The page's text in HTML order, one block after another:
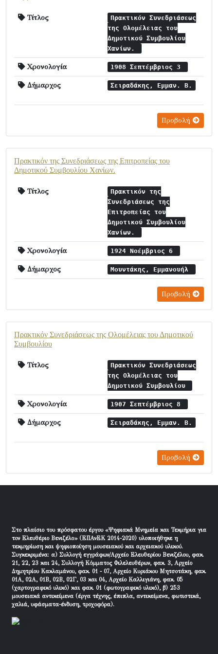
Τίτλος
Πρακτικόν Συνεδριάσεως
της Ολομέλειας του
Δημοτικού Συμβουλίου
Χανίων.
Χρονολογία 1908 Σεπτέμβριος 3
Δήμαρχος Σειραδάκης, Εμμαν. Β.
Προβολή
Πρακτικόν της Συνεδριάσεως της Επιτροπείας του
Δημοτικού Συμβουλίου Χανίων.
Τίτλος
Πρακτικόν της
Συνεδριάσεως της
Επιτροπείας του
Δημοτικού Συμβουλίου
Χανίων.
Χρονολογία 1924 Νοέμβριος 6
Δήμαρχος Μουντάκης, Εμμανουήλ
Προβολή
Πρακτικόν Συνεδριάσεως της Ολομέλειας του Δημοτικού
Συμβουλίου
Τίτλος
Πρακτικόν Συνεδριάσεως
της Ολομέλειας του
Δημοτικού Συμβουλίου
Χρονολογία 1907 Σεπτέμβριος 8
Δήμαρχος Σειραδάκης, Εμμαν. Β.
Προβολή
Στο πλαίσιο του πρόσφατου έργου «Ψηφιακά Μνημεία και Τεκμήρια για
τον Ελευθέριο Βενιζέλο» (ΕΠΑνΕΚ 2014-2020) υλοποιήθηκε η
τεκμηρίωση και ψηφιοποίηση μουσειακού και αρχειακού υλικού.
Συγκεκριμένα: α) Συλλογή εγγράφων/Αρχείο Ελευθερίου Βενιζέλου, φακ.
21, 22, 23 και 24, Συλλογή Κόμματος Φιλελευθέρων, φακ. 3, Αρχείο
Δημητρίου Κακλαμάνου, φακ. 01 - 07, Αρχείο Κυριάκου Μητσοτάκη, φακ.
01Α, 02Α, 01Β, 02Β, 02Γ, 03 και 04, Αρχείο Καλλιγιάνη, φακ. 05
(χαρτογραφικό υλικό) και φακ. 01 (φωτογραφικό υλικό), β) 253
μουσειακά αντικείμενα (έργα τέχνης, έπιπλα, αντικείμενα, φωτιστικά,
χαλιά, υφάσματα-ένδυση, τροχοφόρα).